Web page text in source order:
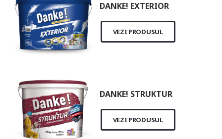
DANKE! EXTERIOR
VEZI PRODUSUL
DANKE! STRUKTUR
VEZI PRODUSUL